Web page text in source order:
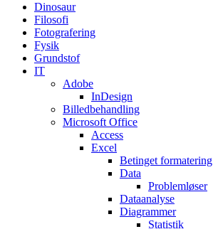
Dinosaur
Filosofi
Fotografering
Fysik
Grundstof
IT
Adobe
InDesign
Billedbehandling
Microsoft Office
Access
Excel
Betinget formatering
Data
Problemløser
Dataanalyse
Diagrammer
Statistik